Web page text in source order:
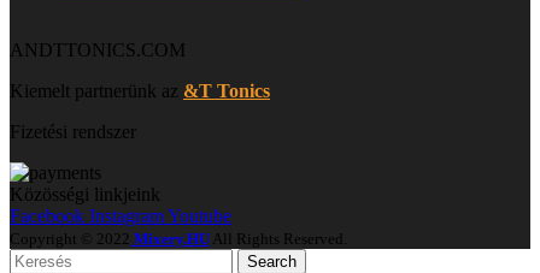
ANDTTONICS.COM
Kiemelt partnerünk az &T Tonics
Fizetési rendszer
Közösségi linkjeink
Facebook InstagramYoutube
Copyright © 2022 Mixery.HU All Rights Reserved.
Search